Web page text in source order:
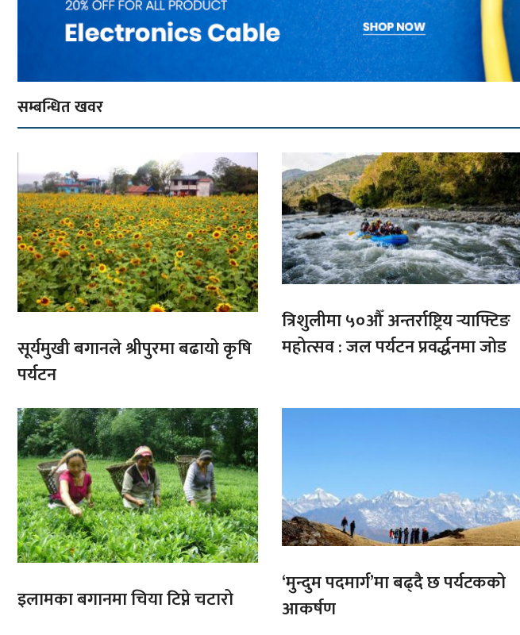
सम्बन्धित खवर
सूर्यमुखी बगानले श्रीपुरमा बढायो कृषि
पर्यटन
त्रिशुलीमा ५०औँ अन्तर्राष्ट्रिय र्‍याफ्टिङ
महोत्सव : जल पर्यटन प्रवर्द्धनमा जोड
इलामका बगानमा चिया टिप्ने चटारो
‘मुन्दुम पदमार्ग’मा बढ्दै छ पर्यटकको
आकर्षण